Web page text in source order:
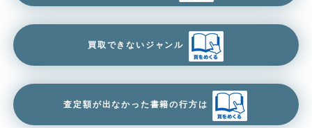
買取できないジャンル
査定額が出なかった書籍の行方は